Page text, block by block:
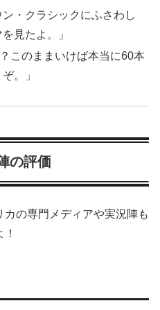
ン・クラシックにふさわし
見たよ。」
このままいけば本当に60本
。」
の評価
の専門メディアや実況陣も